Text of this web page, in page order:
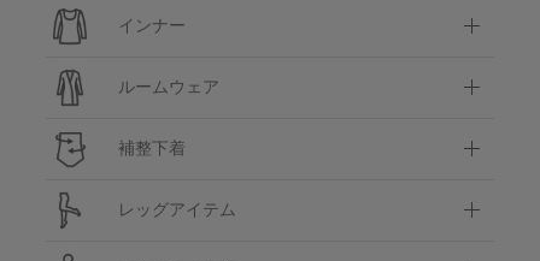
インナー
ルームウェア
補整下着
レッグアイテム